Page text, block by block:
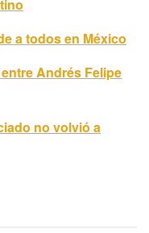
a todos en México
Andrés Felipe
no volvió a